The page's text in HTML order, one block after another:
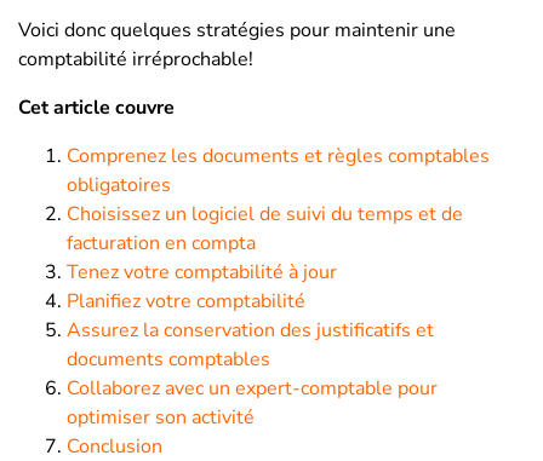
Voici donc quelques stratégies pour maintenir une
comptabilité irréprochable!
Cet article couvre
Comprenez les documents et règles comptables
obligatoires
Choisissez un logiciel de suivi du temps et de
facturation en compta
Tenez votre comptabilité à jour
Planifiez votre comptabilité
Assurez la conservation des justificatifs et
documents comptables
Collaborez avec un expert-comptable pour
optimiser son activité
Conclusion